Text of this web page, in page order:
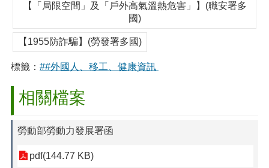
【「局限空間」及「戶外高氣溫熱危害」】(職安署多
國)
【1955防詐騙】(勞發署多國)
標籤： ##外國人、移工、健康資訊
相關檔案
勞動部勞動力發展署函
pdf(144.77 KB)